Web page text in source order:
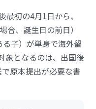
初の4月1日から、
合、誕生日の前日）
子）が単身で海外留
象となるのは、出国後
原本提出が必要な書